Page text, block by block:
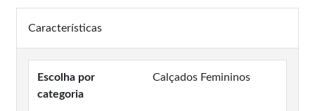
Características
Escolha por
categoria
Calçados Femininos